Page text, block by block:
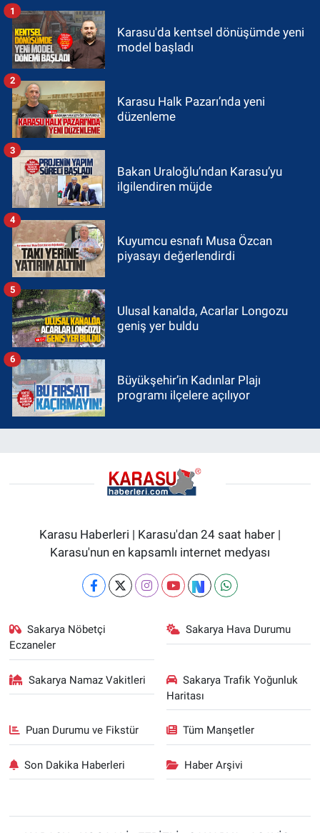
Karasu'da kentsel dönüşümde yeni
model başladı
1
Karasu Halk Pazarı’nda yeni
düzenleme
2
Bakan Uraloğlu’ndan Karasu’yu
ilgilendiren müjde
3
Kuyumcu esnafı Musa Özcan
piyasayı değerlendirdi
4
Ulusal kanalda, Acarlar Longozu
geniş yer buldu
5
Büyükşehir’in Kadınlar Plajı
programı ilçelere açılıyor
6
Karasu Haberleri | Karasu'dan 24 saat haber |
Karasu'nun en kapsamlı internet medyası
Sakarya Nöbetçi
Eczaneler
Sakarya Hava Durumu
Sakarya Namaz Vakitleri
Sakarya Trafik Yoğunluk
Haritası
Puan Durumu ve Fikstür Tüm Manşetler
Son Dakika Haberleri Haber Arşivi